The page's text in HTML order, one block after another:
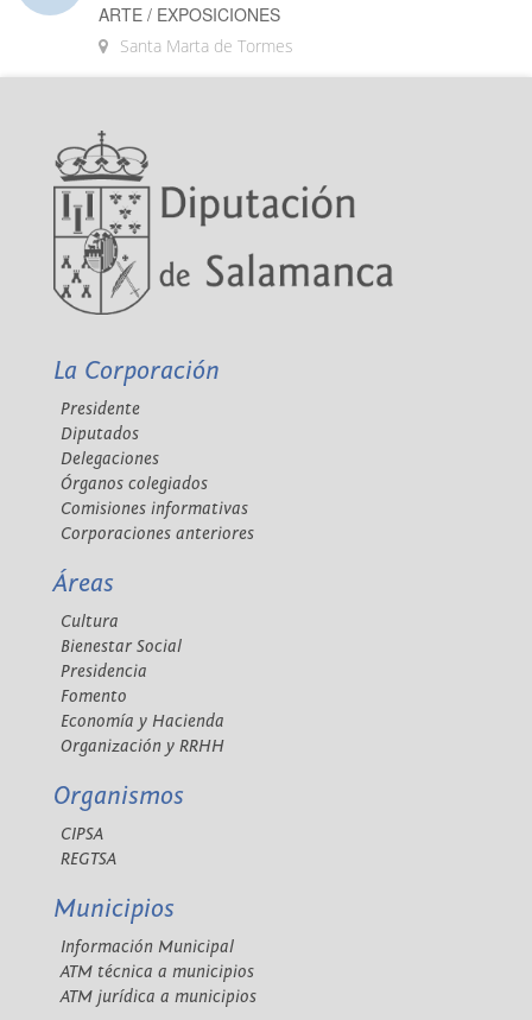
ARTE / EXPOSICIONES
Santa Marta de Tormes
La Corporación
Presidente
Diputados
Delegaciones
Órganos colegiados
Comisiones informativas
Corporaciones anteriores
Áreas
Cultura
Bienestar Social
Presidencia
Fomento
Economía y Hacienda
Organización y RRHH
Organismos
CIPSA
REGTSA
Municipios
Información Municipal
ATM técnica a municipios
ATM jurídica a municipios